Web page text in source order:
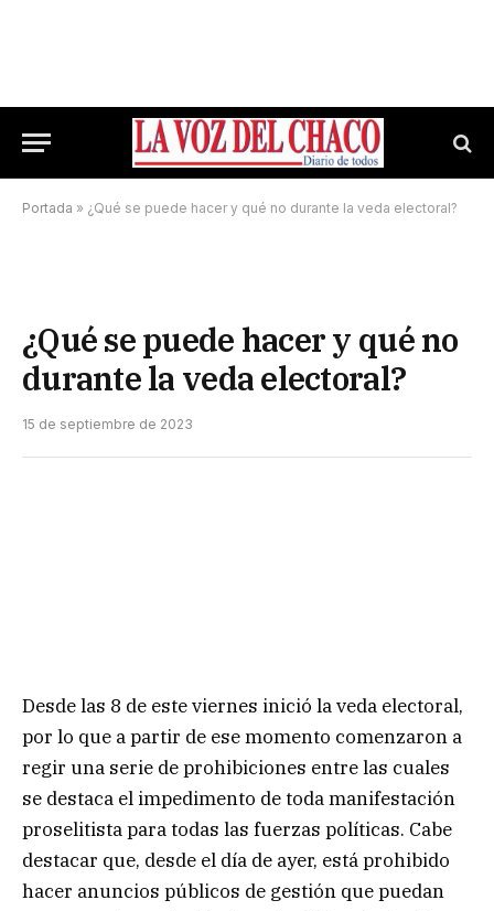
Portada » ¿Qué se puede hacer y qué no durante la veda electoral?
¿Qué se puede hacer y qué no
durante la veda electoral?
15 de septiembre de 2023
Desde las 8 de este viernes inició la veda electoral,
por lo que a partir de ese momento comenzaron a
regir una serie de prohibiciones entre las cuales
se destaca el impedimento de toda manifestación
proselitista para todas las fuerzas políticas. Cabe
destacar que, desde el día de ayer, está prohibido
hacer anuncios públicos de gestión que puedan